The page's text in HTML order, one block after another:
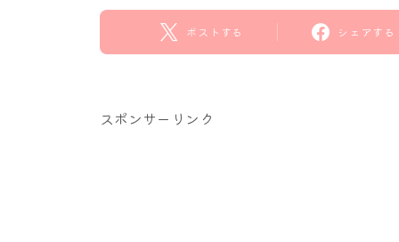
ポストする シェアする
スポンサーリンク